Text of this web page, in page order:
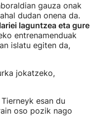
gauza onak
dudan onena da.
laguntzea eta gure
entrenamenduak
islatu egiten da,
jokatzeko,
esan du
oso pozik nago